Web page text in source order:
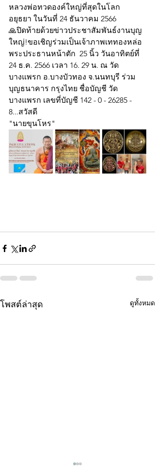
หลวงพ่อทวดองค์ใหญ่ที่สุดในโลก
อยุธยา ในวันที่ 24 ธันวาคม 2566
🙏ปิดท้ายด้วยข่าวประชาสัมพันธ์งานบุญ
ใหญ่!ขอเชิญร่วมเป็นเจ้าภาพเททองหล่อ
พระประธานหน้าตัก  25 นิ้ว วันอาทิตย์ที่
24 ธ.ค. 2566 เวลา 16. 29 น. ณ วัด
บางแพรก อ.บางบัวทอง จ.นนทบุรี ร่วม
บุญธนาคาร กรุงไทย ชื่อบัญชี วัด
บางแพรก เลขที่บัญชี 142 - 0 - 26285 -
8...สวัสดี
"นายขุนโหร"
โพสต์ล่าสุด ดูทั้งหมด